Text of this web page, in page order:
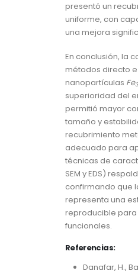
presentó un
uniforme, con
una mejora
En conclusión, la
métodos directo
nanopartículas Fe3
superioridad del
permitió mayor
tamaño y
recubrimiento
adecuado para
técnicas de
SEM y EDS)
confirmando que
representa una
reproducible
funcionales.
Referencias:
Danafar, H.,